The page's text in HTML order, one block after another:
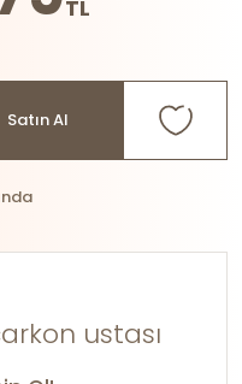
TL
Satın Al
ustası